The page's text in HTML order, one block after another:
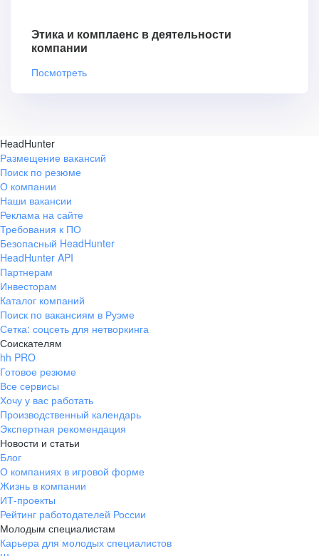
Этика и комплаенс в деятельности
компании
Посмотреть
HeadHunter
Размещение вакансий
Поиск по резюме
О компании
Наши вакансии
Реклама на сайте
Требования к ПО
Безопасный HeadHunter
HeadHunter API
Партнерам
Инвесторам
Каталог компаний
Поиск по вакансиям в Руэме
Сетка: соцсеть для нетворкинга
Соискателям
hh PRO
Готовое резюме
Все сервисы
Хочу у вас работать
Производственный календарь
Экспертная рекомендация
Новости и статьи
Блог
О компаниях в игровой форме
Жизнь в компании
ИТ-проекты
Рейтинг работодателей России
Молодым специалистам
Карьера для молодых специалистов